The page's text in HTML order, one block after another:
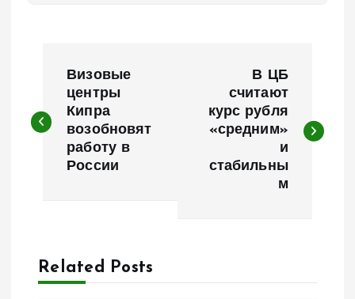
в
а
Визовые
центры
Кипра
возобновят
работу в
России
В ЦБ
считают
курс рубля
«средним»
и
стабильны
м
Related Posts